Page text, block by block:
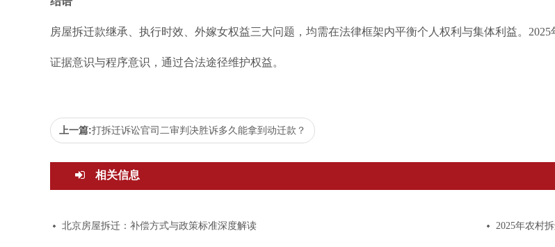
房屋拆迁款继承、执行时效、外嫁女权益三大问题，均需在法律框架内平衡个人权利与集体利益。
证据意识与程序意识，通过合法途径维护权益。
上一篇:打拆迁诉讼官司二审判决胜诉多久能拿到动迁款？
相关信息
北京房屋拆迁：补偿方式与政策标准深度解读 2025年农村